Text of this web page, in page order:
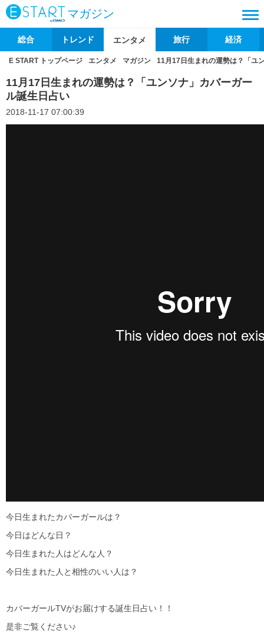
マガジン
総合 トレンド エンタメ 旅行 経済
E START トップページ エンタメ マガジン 11月17日生まれの運勢は？「ユ
11月17日生まれの運勢は？「ユンソナ」カバーガー
ル誕生日占い
2018-11-17 07:00:39
今日生まれたカバーガールは？
今日はどんな日？
今日生まれた人はどんな人？
今日生まれた人と相性のいい人は？
カバーガールTVがお届けする誕生日占い！！
是非ご覧ください♪